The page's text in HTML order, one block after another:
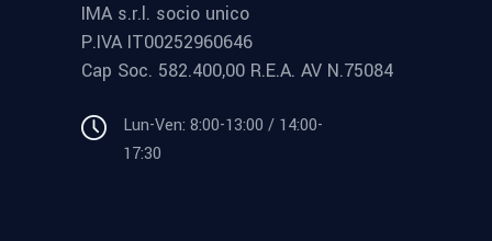
IMA s.r.l. socio unico
P.IVA IT00252960646
Cap Soc. 582.400,00 R.E.A. AV N.75084
Lun-Ven: 8:00-13:00 / 14:00-
17:30